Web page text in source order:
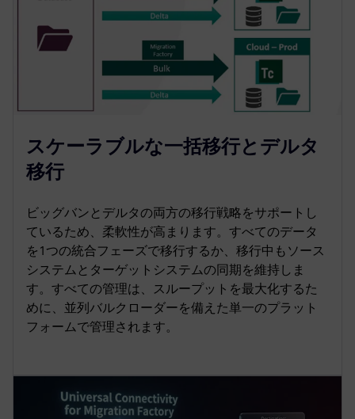
スケーラブルな一括移行とデルタ
移行
ビッグバンとデルタの両方の移行戦略をサポートし
ているため、柔軟性が高まります。すべてのデータ
を1つの統合フェーズで移行するか、移行中もソース
システムとターゲットシステムの同期を維持しま
す。すべての管理は、スループットを最大化するた
めに、並列バルクローダーを備えた単一のプラット
フォームで管理されます。